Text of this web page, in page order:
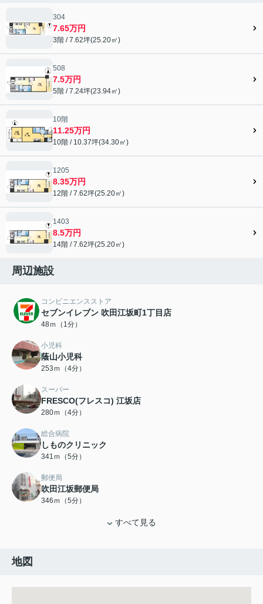
304
7.65万円
3階 / 7.62坪(25.20㎡)
508
7.5万円
5階 / 7.24坪(23.94㎡)
10階
11.25万円
10階 / 10.37坪(34.30㎡)
1205
8.35万円
12階 / 7.62坪(25.20㎡)
1403
8.5万円
14階 / 7.62坪(25.20㎡)
周辺施設
コンビニエンスストア
セブンイレブン 吹田江坂町1丁目店
48ｍ（1分）
小児科
蔭山小児科
253ｍ（4分）
スーパー
FRESCO(フレスコ) 江坂店
280ｍ（4分）
総合病院
しものクリニック
341ｍ（5分）
郵便局
吹田江坂郵便局
346ｍ（5分）
すべて見る
地図